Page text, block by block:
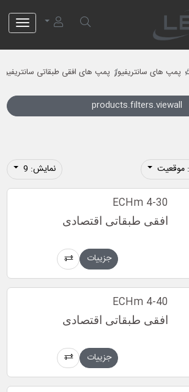
پمپ های سانتریفیوژ پمپ های افقی طبقاتی سانتریفیوژ
products.filters.viewall
موقعیت نمایش: 9
ECHm 4-30
افقی طبقاتی اقتصادی
جزییات
ECHm 4-40
افقی طبقاتی اقتصادی
جزییات